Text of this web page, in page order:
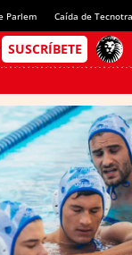
Parlem Caída de